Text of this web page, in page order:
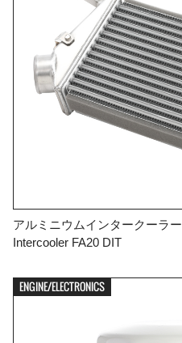
アルミニウムインタークーラー
Intercooler FA20 DIT
ENGINE/ELECTRONICS